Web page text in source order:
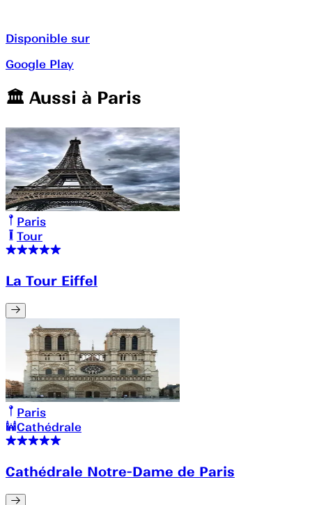
Disponible sur
Google Play
🏛️️ Aussi à Paris
Paris
Tour
La Tour Eiffel
Paris
Cathédrale
Cathédrale Notre-Dame de Paris